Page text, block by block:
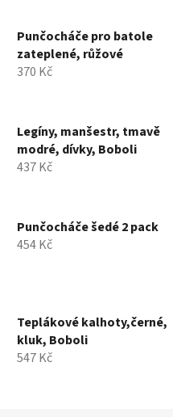
Punčocháče pro batole
zateplené, růžové
370 Kč
Legíny, manšestr, tmavě
modré, dívky, Boboli
437 Kč
Punčocháče šedé 2 pack
454 Kč
Teplákové kalhoty,černé,
kluk, Boboli
547 Kč